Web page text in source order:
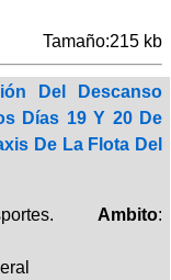
Tamaño:215 kb
Del Descanso
Días 19 Y 20 De
De La Flota Del
Ambito: